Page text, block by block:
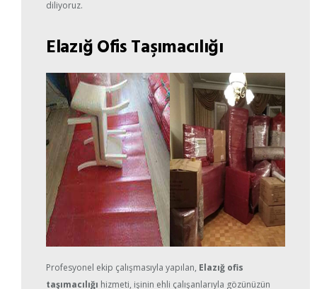
diliyoruz.
Elazığ Ofis Taşımacılığı
Profesyonel ekip çalışmasıyla yapılan, Elazığ ofis
taşımacılığı hizmeti, işinin ehli çalışanlarıyla gözünüzün